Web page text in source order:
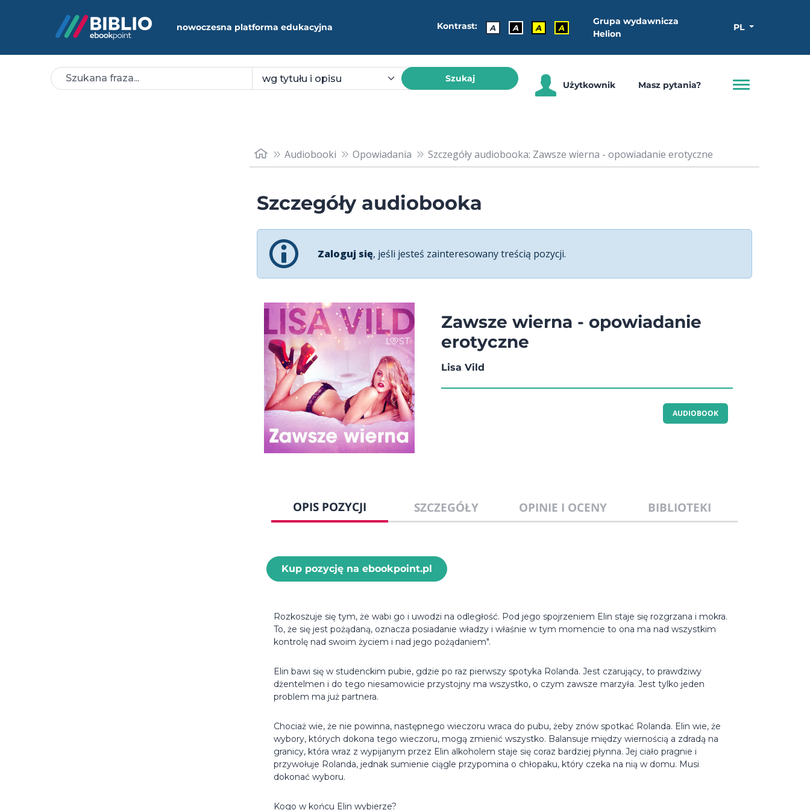
nowoczesna platforma edukacyjna Kontrast: A A A A
Grupa wydawnicza
Helion
PL
Szukaj
Użytkownik Masz pytania?
Audiobooki Opowiadania Szczegóły audiobooka: Zawsze wierna - opowiadanie erotyczne
Szczegóły audiobooka
Zaloguj się, jeśli jesteś zainteresowany treścią pozycji.
Zawsze wierna - opowiadanie
erotyczne
Lisa Vild
AUDIOBOOK
OPIS POZYCJI SZCZEGÓŁY OPINIE I OCENY BIBLIOTEKI
Kup pozycję na ebookpoint.pl
Rozkoszuje się tym, że wabi go i uwodzi na odległość. Pod jego spojrzeniem Elin staje się rozgrzana i mokra.
To, że się jest pożądaną, oznacza posiadanie władzy i właśnie w tym momencie to ona ma nad wszystkim
kontrolę nad swoim życiem i nad jego pożądaniem".
Elin bawi się w studenckim pubie, gdzie po raz pierwszy spotyka Rolanda. Jest czarujący, to prawdziwy
dżentelmen i do tego niesamowicie przystojny ma wszystko, o czym zawsze marzyła. Jest tylko jeden
problem ma już partnera.
Chociaż wie, że nie powinna, następnego wieczoru wraca do pubu, żeby znów spotkać Rolanda. Elin wie, że
wybory, których dokona tego wieczoru, mogą zmienić wszystko. Balansuje między wiernością a zdradą na
granicy, która wraz z wypijanym przez Elin alkoholem staje się coraz bardziej płynna. Jej ciało pragnie i
przywołuje Rolanda, jednak sumienie ciągle przypomina o chłopaku, który czeka na nią w domu. Musi
dokonać wyboru.
Kogo w końcu Elin wybierze?